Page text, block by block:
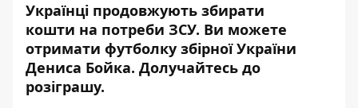
Українці продовжують збирати
кошти на потреби ЗСУ. Ви можете
отримати футболку збірної України
Дениса Бойка. Долучайтесь до
розіграшу.